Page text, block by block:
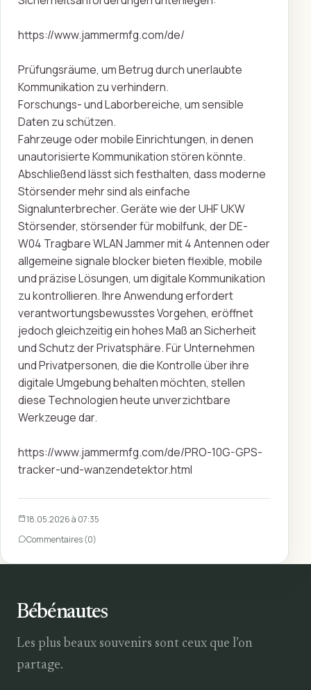
https://www.jammermfg.com/de/
Prüfungsräume, um Betrug durch unerlaubte
Kommunikation zu verhindern.
Forschungs- und Laborbereiche, um sensible
Daten zu schützen.
Fahrzeuge oder mobile Einrichtungen, in denen
unautorisierte Kommunikation stören könnte.
Abschließend lässt sich festhalten, dass moderne
Störsender mehr sind als einfache
Signalunterbrecher. Geräte wie der UHF UKW
Störsender, störsender für mobilfunk, der DE-
W04 Tragbare WLAN Jammer mit 4 Antennen oder
allgemeine signale blocker bieten flexible, mobile
und präzise Lösungen, um digitale Kommunikation
zu kontrollieren. Ihre Anwendung erfordert
verantwortungsbewusstes Vorgehen, eröffnet
jedoch gleichzeitig ein hohes Maß an Sicherheit
und Schutz der Privatsphäre. Für Unternehmen
und Privatpersonen, die die Kontrolle über ihre
digitale Umgebung behalten möchten, stellen
diese Technologien heute unverzichtbare
Werkzeuge dar.
https://www.jammermfg.com/de/PRO-10G-GPS-
tracker-und-wanzendetektor.html
18.05.2026 à 07:35
Commentaires (0)
Bébénautes
Les plus beaux souvenirs sont ceux que l’on
partage.